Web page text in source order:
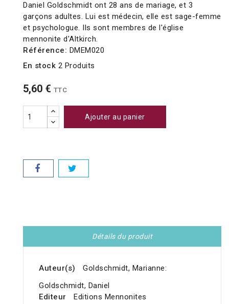
Daniel Goldschmidt ont 28 ans de mariage, et 3
garçons adultes. Lui est médecin, elle est sage-femme
et psychologue. Ils sont membres de l'église
mennonite d'Altkirch.
Référence: DMEM020
En stock 2 Produits
5,60 € TTC
Ajouter au panier
Détails du produit
Auteur(s)
Goldschmidt, Marianne:
Goldschmidt, Daniel
Editeur
Editions Mennonites